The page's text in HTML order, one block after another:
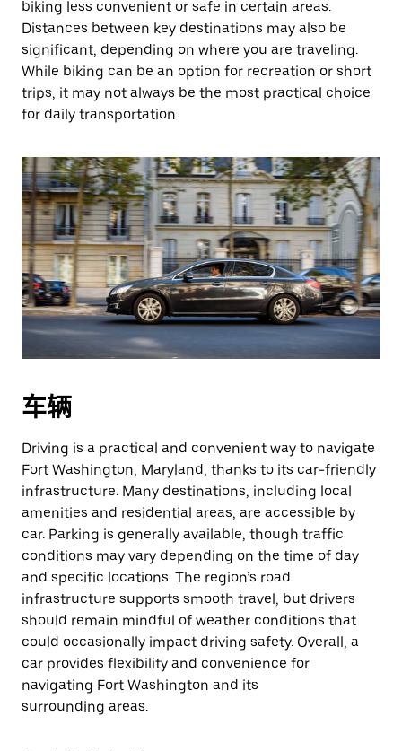
biking less convenient or safe in certain areas.
Distances between key destinations may also be
significant, depending on where you are traveling.
While biking can be an option for recreation or short
trips, it may not always be the most practical choice
for daily transportation.
车辆
Driving is a practical and convenient way to navigate
Fort Washington, Maryland, thanks to its car-friendly
infrastructure. Many destinations, including local
amenities and residential areas, are accessible by
car. Parking is generally available, though traffic
conditions may vary depending on the time of day
and specific locations. The region’s road
infrastructure supports smooth travel, but drivers
should remain mindful of weather conditions that
could occasionally impact driving safety. Overall, a
car provides flexibility and convenience for
navigating Fort Washington and its
surrounding areas.